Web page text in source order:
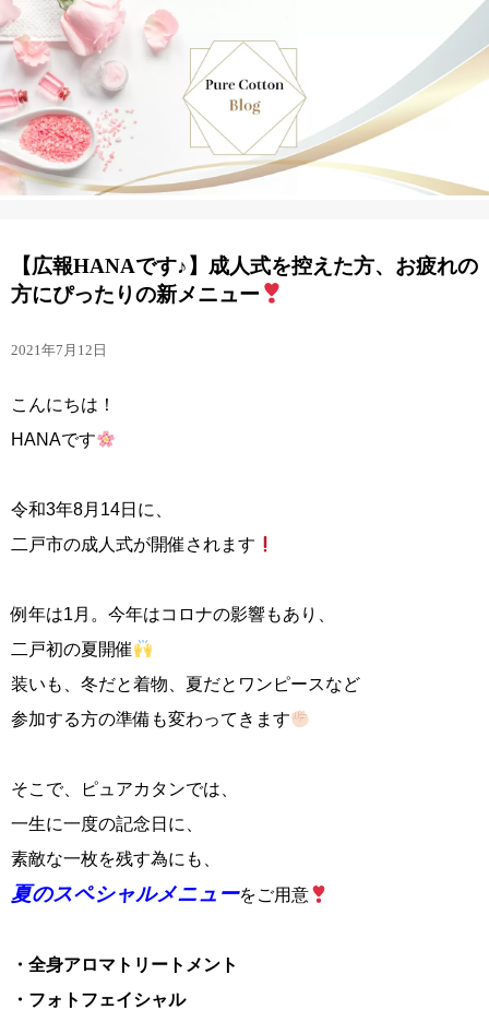
【広報HANAです♪】成人式を控えた方、お疲れの
方にぴったりの新メニュー
2021年7月12日
こんにちは！
HANAです
令和3年8月14日に、
二戸市の成人式が開催されます
例年は1月。今年はコロナの影響もあり、
二戸初の夏開催
装いも、冬だと着物、夏だとワンピースなど
参加する方の準備も変わってきます
そこで、ピュアカタンでは、
一生に一度の記念日に、
素敵な一枚を残す為にも、
夏のスペシャルメニューをご用意
・全身アロマトリートメント
・フォトフェイシャル